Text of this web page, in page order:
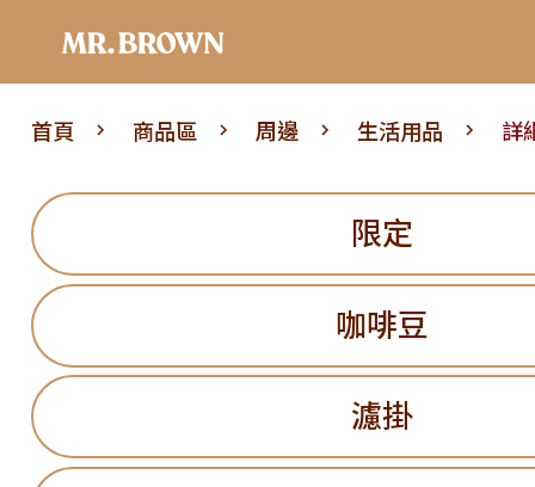
首頁 商品區 周邊 生活用品 詳
限定
咖啡豆
濾掛